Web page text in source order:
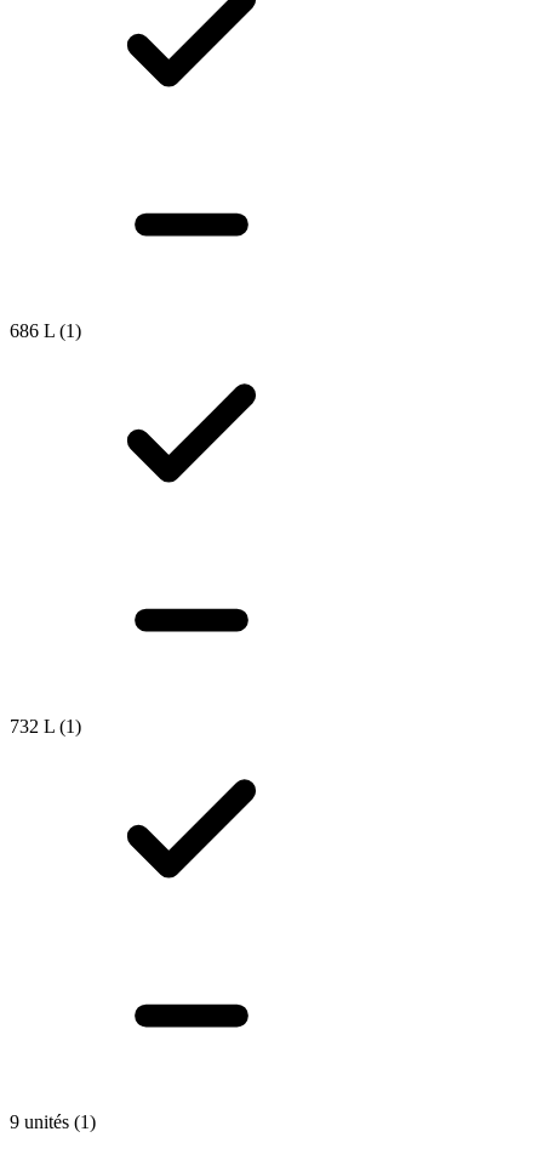
686 L (1)
732 L (1)
9 unités (1)